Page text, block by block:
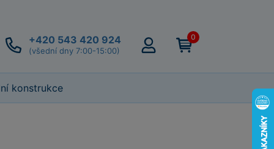
+420 543 420 924
(všední dny 7:00-15:00)
0
konstrukce